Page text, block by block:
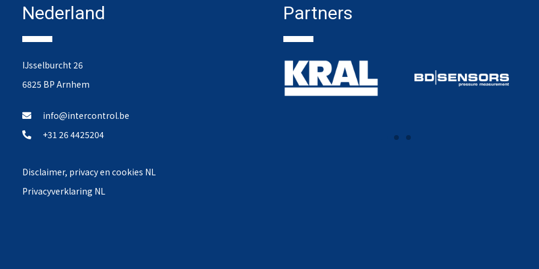
Nederland
IJsselburcht 26
6825 BP Arnhem
info@intercontrol.be
+31 26 4425204
Disclaimer, privacy en cookies NL
Privacyverklaring NL
Partners